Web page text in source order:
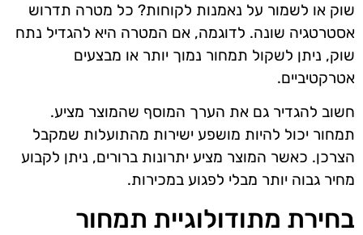
שוק או לשמור על נאמנות לקוחות? כל מטרה תדרוש
אסטרטגיה שונה. לדוגמה, אם המטרה היא להגדיל נתח
שוק, ניתן לשקול תמחור נמוך יותר או מבצעים
אטרקטיביים.
חשוב להגדיר גם את הערך המוסף שהמוצר מציע.
תמחור יכול להיות מושפע ישירות מהתועלות שמקבל
הצרכן. כאשר המוצר מציע יתרונות ברורים, ניתן לקבוע
מחיר גבוה יותר מבלי לפגוע במכירות.
בחירת מתודולוגיית תמחור